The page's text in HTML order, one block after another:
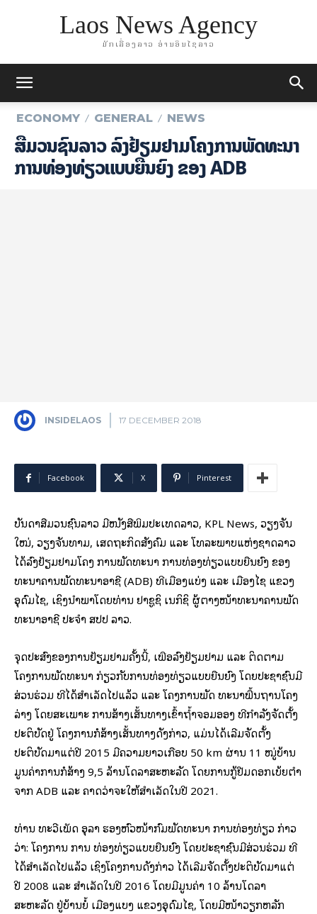
Laos News Agency
ມັກເລື່ອງລາວ ອ່ານອິນໄຊລາວ
ECONOMY GENERAL NEWS
ສື່ມວນຊົນລາວ ລົງຢ້ຽມຢາມໂຄງການພັດທະນາ
ການທ່ອງທ່ຽວແບບຍືນຍົງ ຂອງ ADB
INSIDELAOS 17 DECEMBER 2018
Facebook X Pinterest
ບັນດາສື່ມວນຊົນ​ລາວ ມີໜັງສືພິມປະເທດລາວ, KPL News, ວຽງຈັນ
ໃໝ່, ວຽງຈັນທາມ, ເສດຖະກິດສັງຄົມ ແລະ ໂທລະພາບແຫ່ງຊາດລາວ
ໄດ້ລົງຢ້ຽມຢາມໂຄງ ການພັດທະນາ ການທ່ອງທ່ຽວແບບຍືນຍົງ ຂອງ
ທະນາຄານພັດທະນາອາຊີ (ADB) ທີ່ເມືອງແບ່ງ ແລະ ເມືອງໄຊ ແຂວງ
ອຸດົມໄຊ, ເຊິ່ງນຳພາໂດຍທ່ານ ຢາຊູຊິ ເນກິຊິ ຜູ້ຕາງໜ້າທະນາຄານພັດ
ທະນາອາຊີ ປະຈຳ ສປປ ລາວ.
ຈຸດປະສົງຂອງການຢ້ຽມຢາມຄັ້ງນີ້, ເພື່ອລົງຢ້ຽມຢາມ ແລະ ຕິດຕາມ
ໂຄງການພັດທະນາ ກ່ຽວກັບການທ່ອງທ່ຽວແບບຍືນຍົງ ໂດຍປະຊາຊົນມີ
ສ່ວນຮ່ວມ ທີ່ໄດ້ສຳເລັດໄປແລ້ວ ແລະ ໂຄງການພັດ ທະນາພື້ນຖານໂຄງ
ລ່າງ ໂດຍສະເພາະ ການສ້າງເສັ້ນທາງເຂົ້າຖ້ຳຈອມອອງ ທີ່ກຳລັງຈັດຕັ້ງ
ປະຕິບັດຢູ່ ໂຄງການກໍ່ສ້າງເສັ້ນທາງດັ່ງກ່າວ, ແມ່ນໄດ້ເລີ່ມຈັດຕັ້ງ
ປະຕິບັດມາແຕ່ປີ 2015 ມີຄວາມຍາວເກືອບ 50 km ຜ່ານ 11 ໝູ່ບ້ານ
ມູນຄ່າການກໍ່ສ້າງ 9,5 ລ້ານໂດລາສະຫະລັດ ໂດຍການກູ້ຢືມດອກເບ້ຍຕໍ່າ
ຈາກ ADB ແລະ ຄາດວ່າຈະໃຫ້ສຳເລັດໃນປີ 2021.
ທ່ານ ທະວີເພັດ ອຸລາ ຮອງຫົວໜ້າກົມພັດທະນາ ການທ່ອງທ່ຽວ ກ່າວ
ວ່າ: ໂຄງການ ການ ທ່ອງທ່ຽວແບບຍືນຍົງ ໂດຍປະຊາຊົນມີສ່ວນຮ່ວມ ທີ່
ໄດ້ສຳເລັດໄປແລ້ວ ເຊິ່ງໂຄງການດັ່ງກ່າວ ໄດ້ເລີ່ມຈັດຕັ້ງປະຕິບັດມາແຕ່
ປີ 2008 ແລະ ສໍາເລັດໃນປີ 2016 ໂດຍມີມູນຄ່າ 10 ລ້ານໂດລາ
ສະຫະລັດ ຢູ່ບ້ານຍໍ້ ເມືອງແບງ ແຂວງອຸດົມໄຊ, ໂດຍມີໜ້າວຽກຫລັກ